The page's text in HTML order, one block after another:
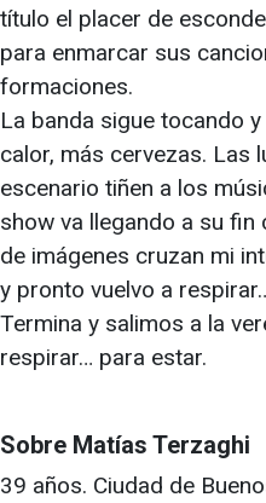
título el placer de
para enmarcar sus
formaciones.
La banda sigue tocando
calor, más cervezas. Las
escenario tiñen a los
show va llegando a su fin
de imágenes cruzan mi
y pronto vuelvo a
Termina y salimos a la
respirar… para estar.
Sobre Matías Terzaghi
39 años. Ciudad de